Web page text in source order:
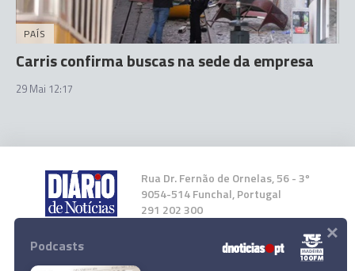
PAÍS
Carris confirma buscas na sede da empresa
29 Mai 12:17
Rua Dr. Fernão de Ornelas, 56 - 3º
9054-514 Funchal, Portugal
291 202 300
Instale a nossa App
Podcasts ×